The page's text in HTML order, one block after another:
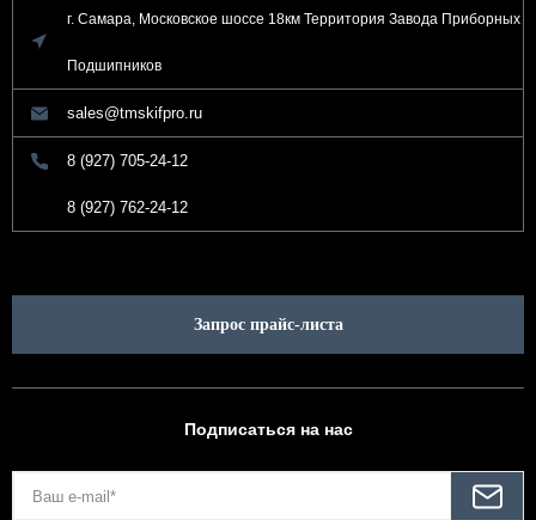
г. Самара, Московское шоссе 18км Территория Завода Приборных
Подшипников
sales@tmskifpro.ru
8 (927) 705-24-12
8 (927) 762-24-12
Запрос прайс-листа
Подписаться на нас